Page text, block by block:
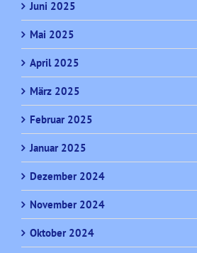
Juni 2025
Mai 2025
April 2025
März 2025
Februar 2025
Januar 2025
Dezember 2024
November 2024
Oktober 2024